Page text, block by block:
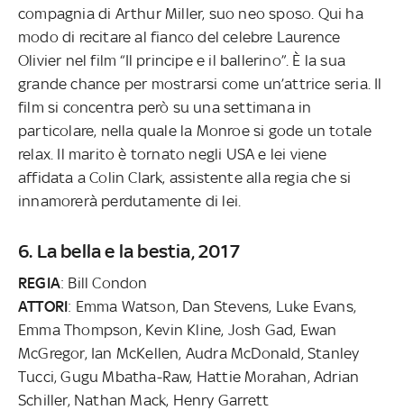
compagnia di Arthur Miller, suo neo sposo. Qui ha
modo di recitare al fianco del celebre Laurence
Olivier nel film “Il principe e il ballerino”. È la sua
grande chance per mostrarsi come un’attrice seria. Il
film si concentra però su una settimana in
particolare, nella quale la Monroe si gode un totale
relax. Il marito è tornato negli USA e lei viene
affidata a Colin Clark, assistente alla regia che si
innamorerà perdutamente di lei.
6. La bella e la bestia, 2017
REGIA: Bill Condon
ATTORI: Emma Watson, Dan Stevens, Luke Evans,
Emma Thompson, Kevin Kline, Josh Gad, Ewan
McGregor, Ian McKellen, Audra McDonald, Stanley
Tucci, Gugu Mbatha-Raw, Hattie Morahan, Adrian
Schiller, Nathan Mack, Henry Garrett